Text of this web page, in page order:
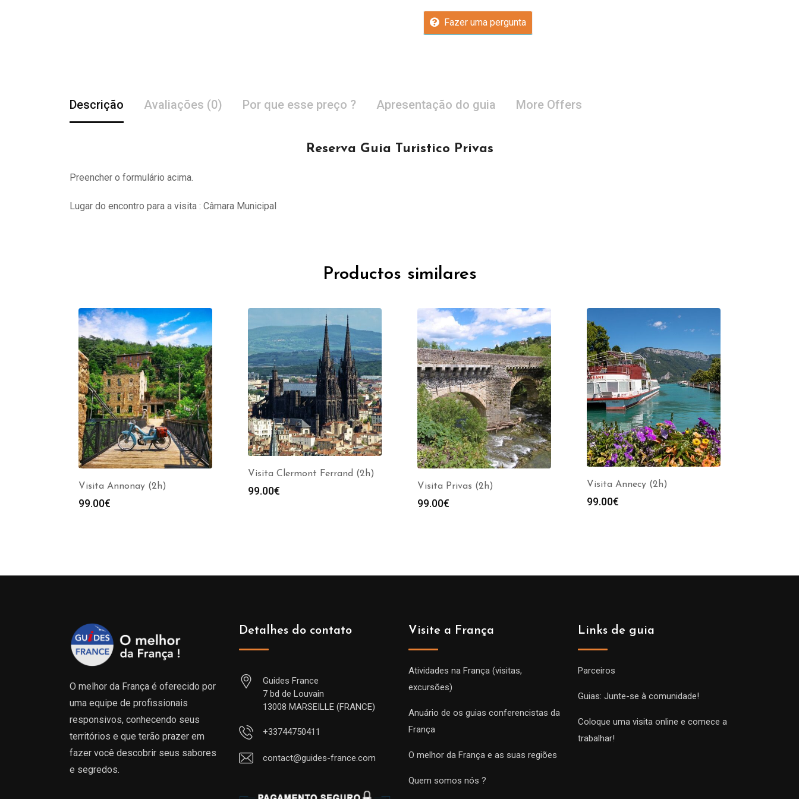
Fazer uma pergunta
Descrição Avaliações (0) Por que esse preço ? Apresentação do guia More Offers
Reserva Guia Turistico Privas
Preencher o formulário acima.
Lugar do encontro para a visita : Câmara Municipal
Productos similares
Visita Annonay (2h)
99.00€
Visita Clermont Ferrand (2h)
99.00€ Visita Privas (2h)
99.00€
Visita Annecy (2h)
99.00€
O melhor da França é oferecido por
uma equipe de profissionais
responsivos, conhecendo seus
territórios e que terão prazer em
fazer você descobrir seus sabores
e segredos.
Detalhes do contato
Guides France
7 bd de Louvain
13008 MARSEILLE (FRANCE)
+33744750411
contact@guides-france.com
Visite a França
Atividades na França (visitas,
excursões)
Anuário de os guias conferencistas da
França
O melhor da França e as suas regiões
Quem somos nós ?
Links de guia
Parceiros
Guias: Junte-se à comunidade!
Coloque uma visita online e comece a
trabalhar!